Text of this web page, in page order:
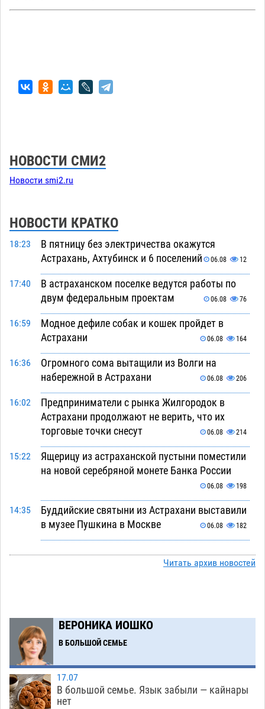
НОВОСТИ СМИ2
Новости smi2.ru
НОВОСТИ КРАТКО
18:23
В пятницу без электричества окажутся
Астрахань, Ахтубинск и 6 поселений
06.08 12
17:40
В астраханском поселке ведутся работы по
двум федеральным проектам
06.08 76
16:59
Модное дефиле собак и кошек пройдет в
Астрахани
06.08 164
16:36
Огромного сома вытащили из Волги на
набережной в Астрахани
06.08 206
16:02
Предприниматели с рынка Жилгородок в
Астрахани продолжают не верить, что их
торговые точки снесут
06.08 214
15:22
Ящерицу из астраханской пустыни поместили
на новой серебряной монете Банка России
06.08 198
14:35
Буддийские святыни из Астрахани выставили
в музее Пушкина в Москве
06.08 182
зеленые зоны на автоматический полив
Астрахани
06.08 488
12:49
Астраханские гандболисты с крупной победы
стартовали на Всероссийской Спартакиаде
12:16
В астраханском селе невестка изрешетила
Читать архив новостей
ВЕРОНИКА ИОШКО
В БОЛЬШОЙ СЕМЬЕ
17.07
В большой семье. Язык забыли — кайнары
нет